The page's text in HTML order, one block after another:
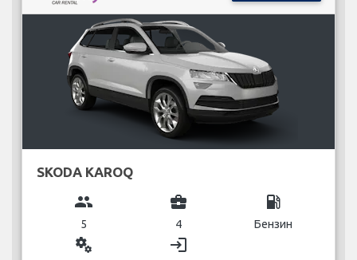
SKODA KAROQ
group
5
business_center
4
local_gas_station
Бензин
miscellaneous_services login